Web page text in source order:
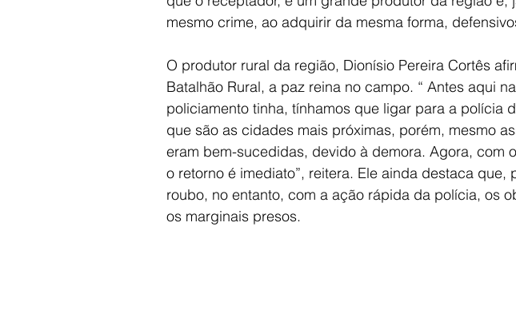
mesmo crime, ao adquirir da mesma forma,
O produtor rural da região, Dionísio Pereira Cortês
Batalhão Rural, a paz reina no campo. “ Antes aqui
policiamento tinha, tínhamos que ligar para a polícia
que são as cidades mais próximas, porém, mesmo
eram bem-sucedidas, devido à demora. Agora, com
o retorno é imediato”, reitera. Ele ainda destaca que,
roubo, no entanto, com a ação rápida da polícia, os
os marginais presos.